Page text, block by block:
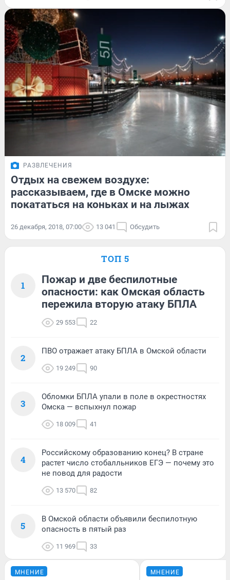
РАЗВЛЕЧЕНИЯ
Отдых на свежем воздухе:
рассказываем, где в Омске можно
покататься на коньках и на лыжах
26 декабря, 2018, 07:00 13 041 Обсудить
ТОП 5
1
Пожар и две беспилотные
опасности: как Омская область
пережила вторую атаку БПЛА
29 553 22
2
ПВО отражает атаку БПЛА в Омской области
19 249 90
3
Обломки БПЛА упали в поле в окрестностях
Омска — вспыхнул пожар
18 009 41
4
Российскому образованию конец? В стране
растет число стобалльников ЕГЭ — почему это
не повод для радости
13 570 82
5
В Омской области объявили беспилотную
опасность в пятый раз
11 969 33
МНЕНИЕ МНЕНИЕ